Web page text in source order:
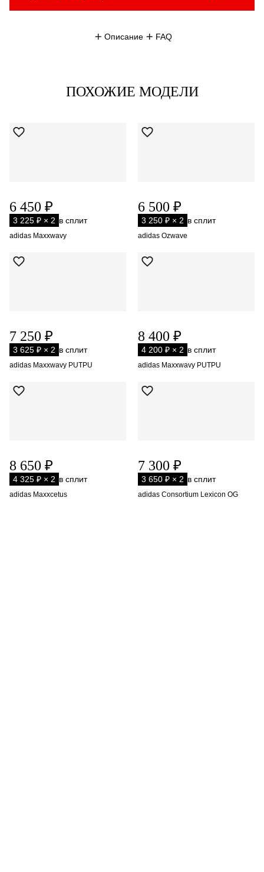
Описание FAQ
ПОХОЖИЕ МОДЕЛИ
6 450 ₽
3 225 ₽ × 2 в сплит
adidas Maxxwavy
6 500 ₽
3 250 ₽ × 2 в сплит
adidas Ozwave
7 250 ₽
3 625 ₽ × 2 в сплит
adidas Maxxwavy PUTPU
8 400 ₽
4 200 ₽ × 2 в сплит
adidas Maxxwavy PUTPU
8 650 ₽
4 325 ₽ × 2 в сплит
adidas Maxxcetus
7 300 ₽
3 650 ₽ × 2 в сплит
adidas Consortium Lexicon OG